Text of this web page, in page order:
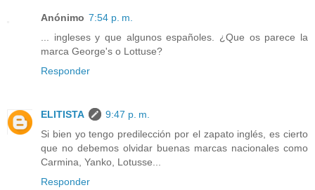
Anónimo 7:54 p. m.
... ingleses y que algunos españoles. ¿Que os parece la
marca George's o Lottuse?
Responder
ELITISTA
9:47 p. m.
Si bien yo tengo predilección por el zapato inglés, es cierto
que no debemos olvidar buenas marcas nacionales como
Carmina, Yanko, Lotusse...
Responder